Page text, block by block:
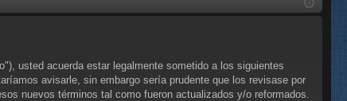
se
ist
usted acuerda estar legalmente sometido a los siguientes
avisarle, sin embargo sería prudente que los revisase por
nuevos términos tal como fueron actualizados y/o reformados.